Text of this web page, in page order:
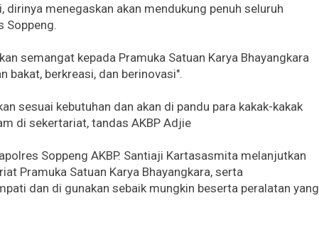
menegaskan akan mendukung penuh seluruh
Soppeng.
semangat kepada Pramuka Satuan Karya Bhayangkara
bakat, berkreasi, dan berinovasi".
sesuai kebutuhan dan akan di pandu para kakak-kakak
di sekertariat, tandas AKBP Adjie
Soppeng AKBP. Santiaji Kartasasmita melanjutkan
Pramuka Satuan Karya Bhayangkara, serta
dan di gunakan sebaik mungkin beserta peralatan yang